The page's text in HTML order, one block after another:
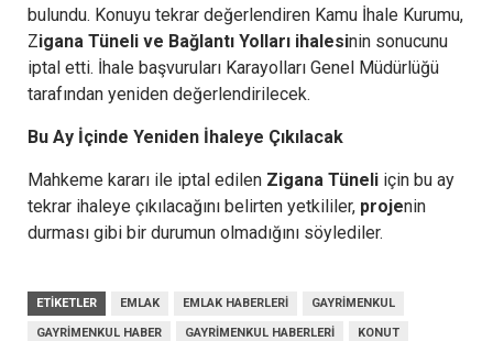
bulundu. Konuyu tekrar değerlendiren Kamu İhale Kurumu,
Zigana Tüneli ve Bağlantı Yolları ihalesinin sonucunu
iptal etti. İhale başvuruları Karayolları Genel Müdürlüğü
tarafından yeniden değerlendirilecek.
Bu Ay İçinde Yeniden İhaleye Çıkılacak
Mahkeme kararı ile iptal edilen Zigana Tüneli için bu ay
tekrar ihaleye çıkılacağını belirten yetkililer, projenin
durması gibi bir durumun olmadığını söylediler.
ETIKETLER EMLAK EMLAK HABERLERI GAYRIMENKUL
GAYRIMENKUL HABER GAYRIMENKUL HABERLERI KONUT